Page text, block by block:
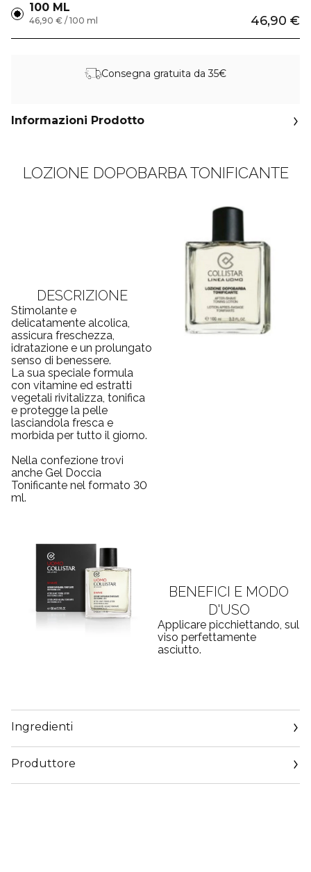
100 ML
46,90 €
46,90 € / 100 ml
Consegna gratuita da 35€
Informazioni Prodotto
LOZIONE DOPOBARBA TONIFICANTE
DESCRIZIONE
Stimolante e
delicatamente alcolica,
assicura freschezza,
idratazione e un prolungato
senso di benessere.
La sua speciale formula
con vitamine ed estratti
vegetali rivitalizza, tonifica
e protegge la pelle
lasciandola fresca e
morbida per tutto il giorno.
Nella confezione trovi
anche Gel Doccia
Tonificante nel formato 30
ml.
BENEFICI E MODO
D'USO
Applicare picchiettando, sul
viso perfettamente
asciutto.
Ingredienti
Produttore